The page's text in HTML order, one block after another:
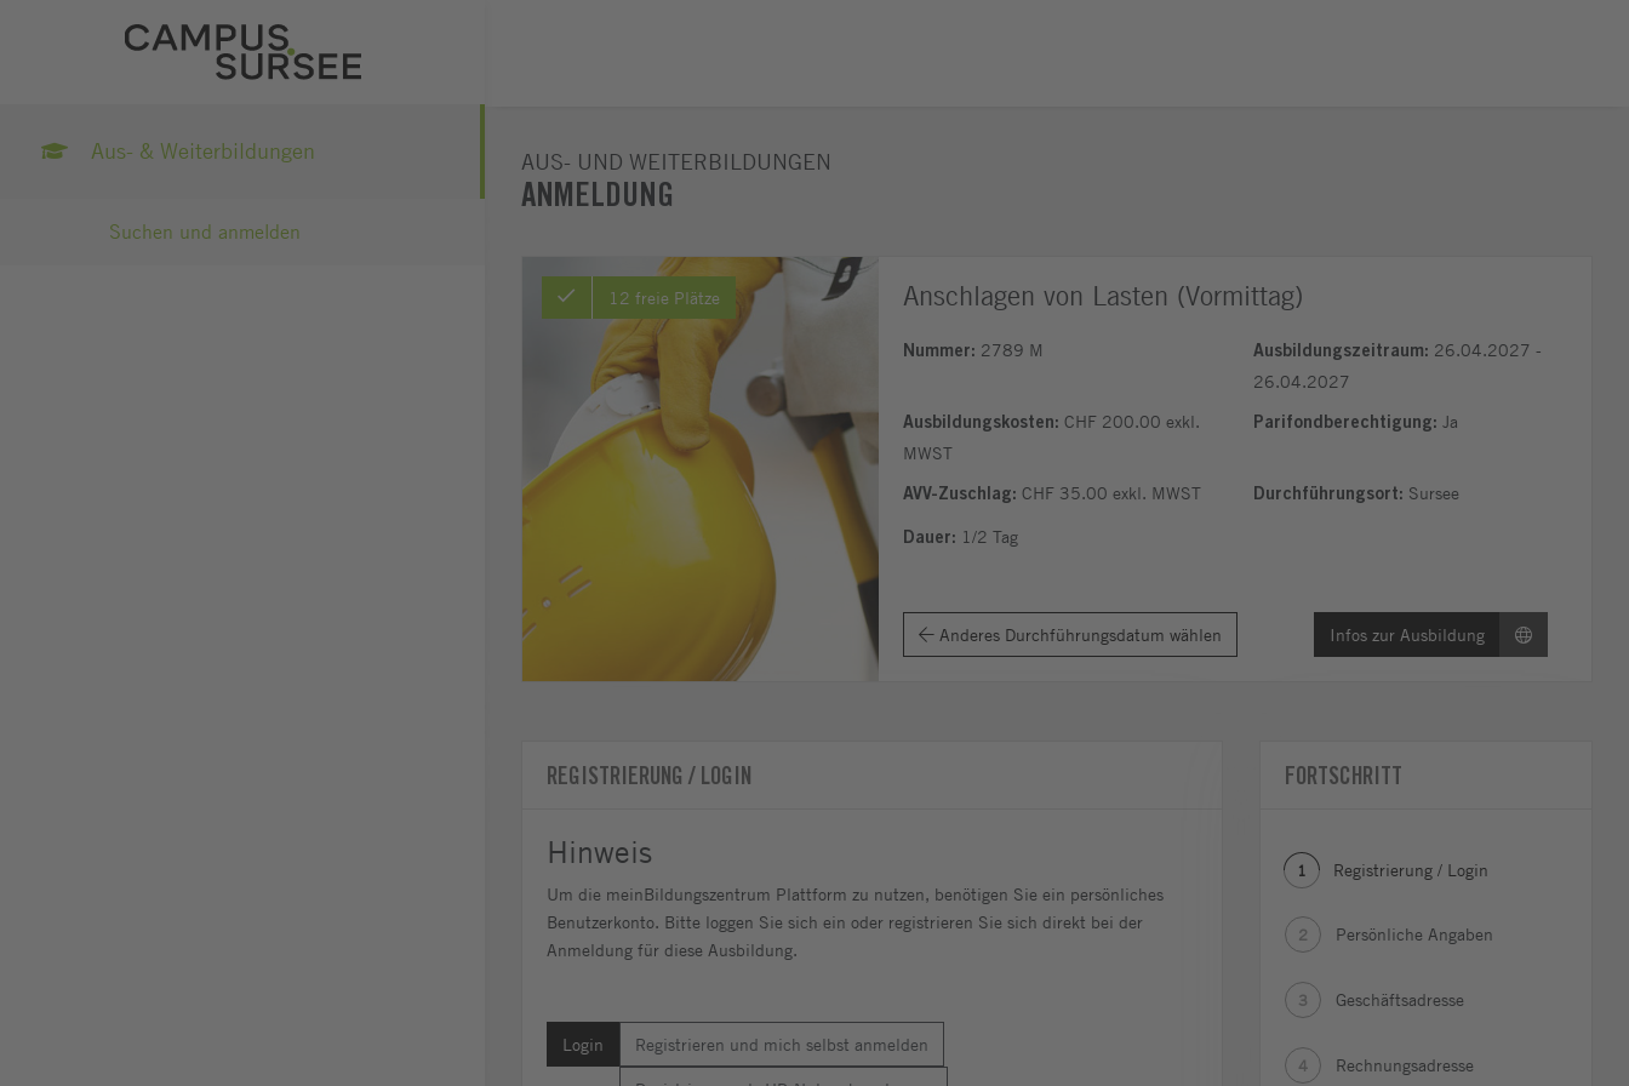
Aus- & Weiterbildungen
Suchen und anmelden
AUS- UND WEITERBILDUNGEN
ANMELDUNG
12 freie Plätze Anschlagen von Lasten (Vormittag)
Nummer: 2789 M Ausbildungszeitraum: 26.04.2027 -
26.04.2027
Ausbildungskosten: CHF 200.00 exkl.
MWST
Parifondberechtigung: Ja
AVV-Zuschlag: CHF 35.00 exkl. MWST Durchführungsort: Sursee
Dauer: 1/2 Tag
Anderes Durchführungsdatum wählen Infos zur Ausbildung
REGISTRIERUNG / LOGIN
Hinweis
Um die meinBildungszentrum Plattform zu nutzen, benötigen Sie ein persönliches
Benutzerkonto. Bitte loggen Sie sich ein oder registrieren Sie sich direkt bei der
Anmeldung für diese Ausbildung.
Login Registrieren und mich selbst anmelden
FORTSCHRITT
1 Registrierung / Login
2 Persönliche Angaben
3 Geschäftsadresse
4 Rechnungsadresse